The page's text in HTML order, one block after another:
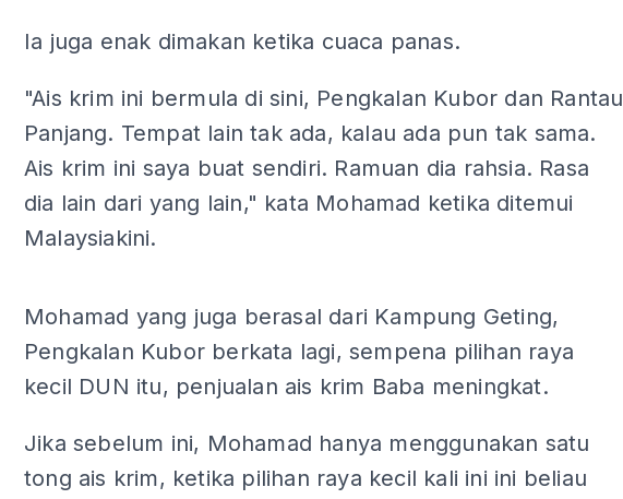
Ia juga enak dimakan ketika cuaca panas.
"Ais krim ini bermula di sini, Pengkalan Kubor dan Rantau
Panjang. Tempat lain tak ada, kalau ada pun tak sama.
Ais krim ini saya buat sendiri. Ramuan dia rahsia. Rasa
dia lain dari yang lain," kata Mohamad ketika ditemui
Malaysiakini.
Mohamad yang juga berasal dari Kampung Geting,
Pengkalan Kubor berkata lagi, sempena pilihan raya
kecil DUN itu, penjualan ais krim Baba meningkat.
Jika sebelum ini, Mohamad hanya menggunakan satu
tong ais krim, ketika pilihan raya kecil kali ini ini beliau